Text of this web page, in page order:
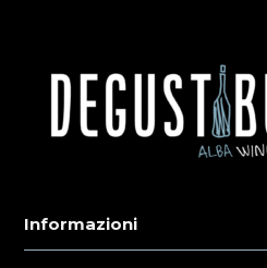
Informazioni